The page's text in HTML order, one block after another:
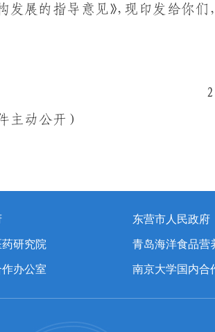
东营市人民政府
研究院 青岛海洋食品营
办公室 南京大学国内合